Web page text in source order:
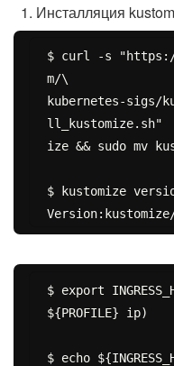
Инсталляция
$ curl -s "https://
m/\
kubernetes-sigs/
ll_kustomize.sh"
ize && sudo mv
$ kustomize
$ export
${PROFILE} ip)
$ echo